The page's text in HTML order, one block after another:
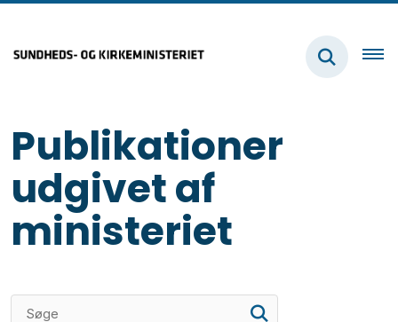
Publikationer
udgivet af
ministeriet